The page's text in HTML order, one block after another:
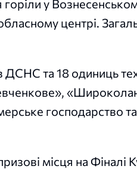
горіли у
центрі.
ДСНС та 18 одиниць
господарство
місця на Фіналі